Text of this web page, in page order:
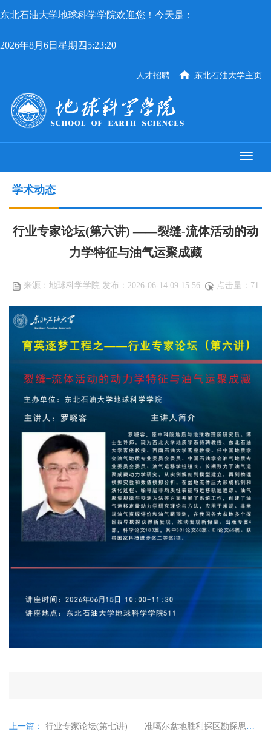
东北石油大学地球科学学院欢迎您！今天是：
2026年8月6日星期四5:23:20
东北石油大学主页
人才招聘
学术动态
行业专家论坛(第六讲) ——裂缝-流体活动的动
力学特征与油气运聚成藏
来源：地球科学学院 发布：2026-06-14 09:15:56 点击量： 71
上一篇： 行业专家论坛(第七讲)——准噶尔盆地胜利探区勘探思路转变、理论创新与勘探突破